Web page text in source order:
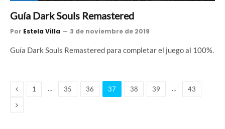
Guía Dark Souls Remastered
Por Estela Villa 3 de noviembre de 2019
Guía Dark Souls Remastered para completar el juego al 100%.
Anterior
1 … 35 36 37 38 39 … 43
Siguiente